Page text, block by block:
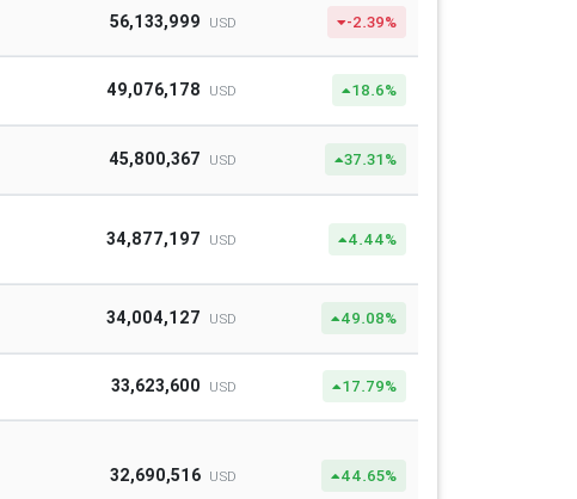
56,133,999 USD -2.39%
49,076,178 USD 18.6%
45,800,367 USD 37.31%
34,877,197 USD 4.44%
34,004,127 USD 49.08%
33,623,600 USD 17.79%
32,690,516 USD 44.65%